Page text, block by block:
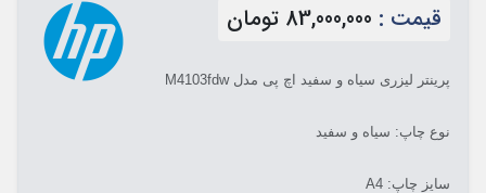
قیمت : 83,000,000 تومان
پرینتر لیزری سیاه و سفید اچ پی مدل M4103fdw
نوع چاپ: سیاه و سفید
سایز چاپ: A4